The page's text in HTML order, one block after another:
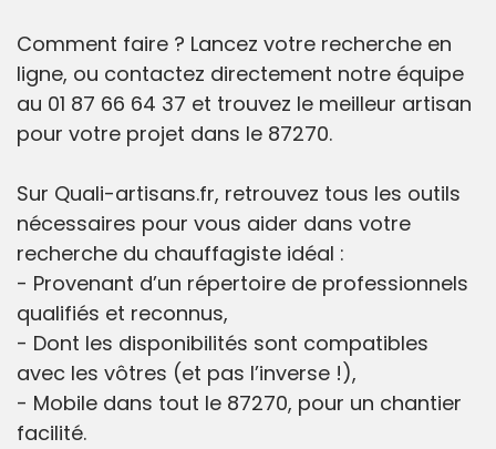
Comment faire ? Lancez votre recherche en
ligne, ou contactez directement notre équipe
au 01 87 66 64 37 et trouvez le meilleur artisan
pour votre projet dans le 87270.
Sur Quali-artisans.fr, retrouvez tous les outils
nécessaires pour vous aider dans votre
recherche du chauffagiste idéal :
- Provenant d’un répertoire de professionnels
qualifiés et reconnus,
- Dont les disponibilités sont compatibles
avec les vôtres (et pas l’inverse !),
- Mobile dans tout le 87270, pour un chantier
facilité.